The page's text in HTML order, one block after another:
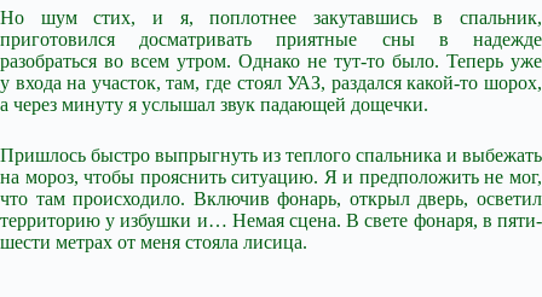
Но шум стих, и я, поплотнее закутавшись в спальник,
приготовился досматривать приятные сны в надежде
разобраться во всем утром. Однако не тут-то было. Теперь уже
у входа на участок, там, где стоял УАЗ, раздался какой-то шорох,
а через минуту я услышал звук падающей дощечки.
Пришлось быстро выпрыгнуть из теплого спальника и выбежать
на мороз, чтобы прояснить ситуацию. Я и предположить не мог,
что там происходило. Включив фонарь, открыл дверь, осветил
территорию у избушки и… Немая сцена. В свете фонаря, в пяти-
шести метрах от меня стояла лисица.